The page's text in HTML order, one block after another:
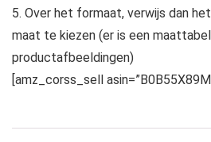
5. Over het formaat, verwijs dan
maat te kiezen (er is een
productafbeeldingen)
[amz_corss_sell